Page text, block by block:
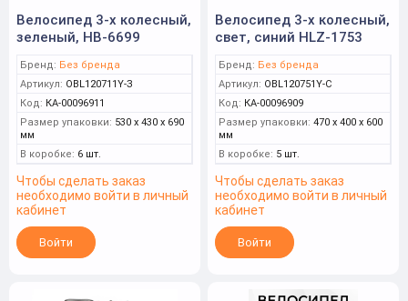
Велосипед 3-х колесный,
зеленый, HB-6699
Бренд: Без бренда
Артикул: OBL120711Y-З
Код: КА-00096911
Размер упаковки: 530 x 430 x 690
мм
В коробке: 6 шт.
Чтобы сделать заказ
необходимо войти в личный
кабинет
Войти
Велосипед 3-х колесный,
свет, синий HLZ-1753
Бренд: Без бренда
Артикул: OBL120751Y-С
Код: КА-00096909
Размер упаковки: 470 x 400 x 600
мм
В коробке: 5 шт.
Чтобы сделать заказ
необходимо войти в личный
кабинет
Войти